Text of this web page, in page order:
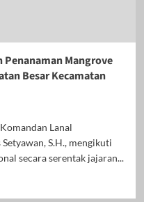
Mangrove
Besar Kecamatan
Lanal
S.H., mengikuti
secara serentak jajaran...